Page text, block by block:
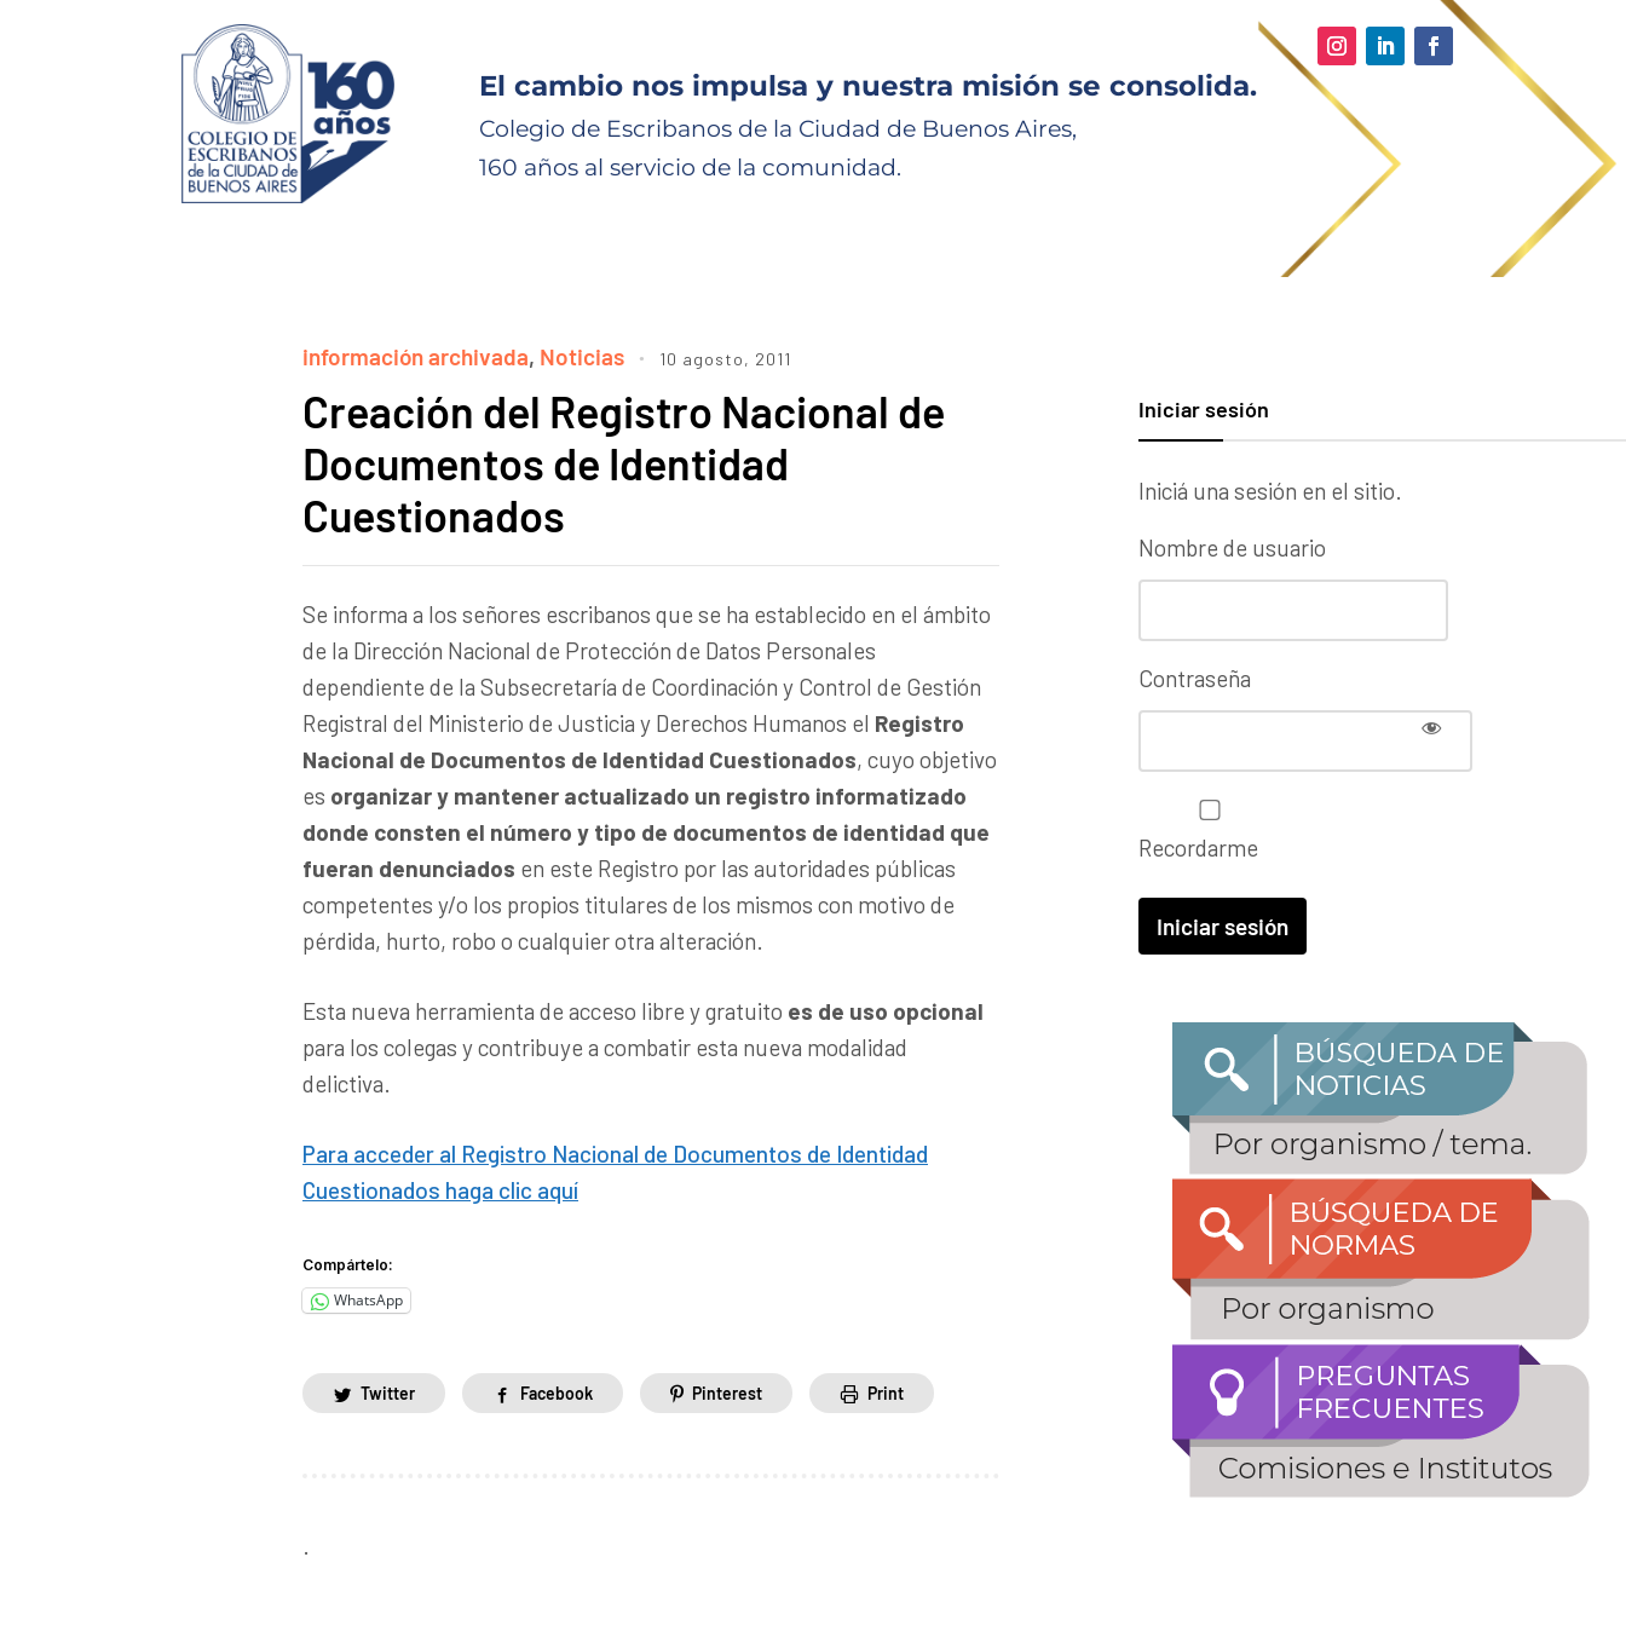
El cambio nos impulsa y nuestra misión se consolida.
Colegio de Escribanos de la Ciudad de Buenos Aires,
160 años al servicio de la comunidad.
información archivada, Noticias 10 agosto, 2011
Creación del Registro Nacional de
Documentos de Identidad
Cuestionados
Se informa a los señores escribanos que se ha establecido en el ámbito
de la Dirección Nacional de Protección de Datos Personales
dependiente de la Subsecretaría de Coordinación y Control de Gestión
Registral del Ministerio de Justicia y Derechos Humanos el Registro
Nacional de Documentos de Identidad Cuestionados, cuyo objetivo
es organizar y mantener actualizado un registro informatizado
donde consten el número y tipo de documentos de identidad que
fueran denunciados en este Registro por las autoridades públicas
competentes y/o los propios titulares de los mismos con motivo de
pérdida, hurto, robo o cualquier otra alteración.
Esta nueva herramienta de acceso libre y gratuito es de uso opcional
para los colegas y contribuye a combatir esta nueva modalidad
delictiva.
Para acceder al Registro Nacional de Documentos de Identidad
Cuestionados haga clic aquí
Compártelo:
WhatsApp
Twitter Facebook Pinterest Print
.
Iniciar sesión
Iniciá una sesión en el sitio.
Nombre de usuario
Contraseña
Recordarme